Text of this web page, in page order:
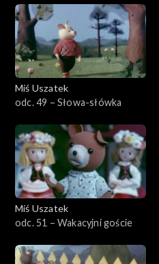
Miś Uszatek
odc. 49 – Słowa-słówka
Miś Uszatek
odc. 51 – Wakacyjni goście